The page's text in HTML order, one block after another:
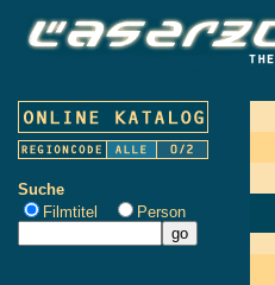
Suche
Filmtitel
Person